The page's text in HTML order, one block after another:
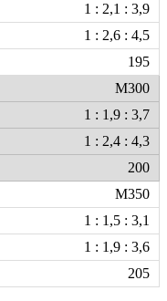
1 : 2,1 : 3,9
1 : 2,6 : 4,5
195
М300
1 : 1,9 : 3,7
1 : 2,4 : 4,3
200
М350
1 : 1,5 : 3,1
1 : 1,9 : 3,6
205